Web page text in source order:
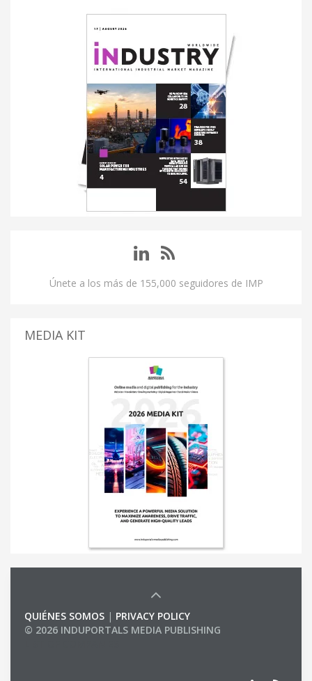
Únete a los más de 155,000 seguidores de IMP
MEDIA KIT
QUIÉNES SOMOS | PRIVACY POLICY
© 2026 INDUPORTALS MEDIA PUBLISHING